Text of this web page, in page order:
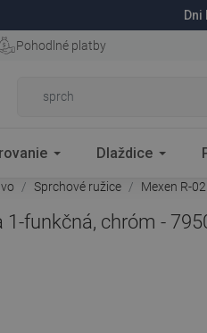
Dni
Pohodlné platby
Dlaždice
Sprchové ružice Mexen R-
funkčná, chróm -